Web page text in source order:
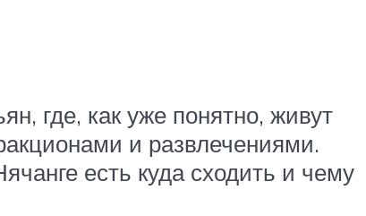
где, как уже понятно, живут
и развлечениями.
есть куда сходить и чему